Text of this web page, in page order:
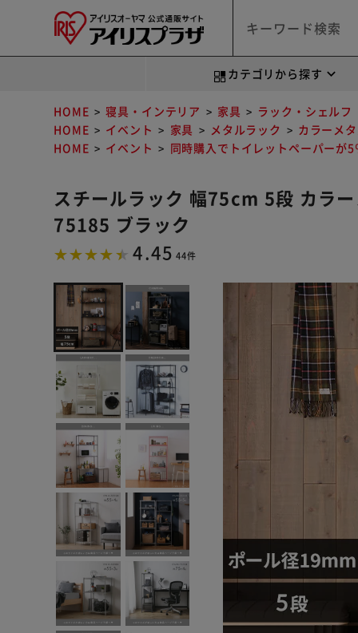
カテゴリから探す
HOME 寝具・インテリア 家具
ラック・シェルフ
HOME
イベント 家具 メタルラック
カラーメ
HOME
イベント 同時購入でトイレットペーパーが
スチールラック 幅75cm 5段 カラ
75185 ブラック
4.45 44件